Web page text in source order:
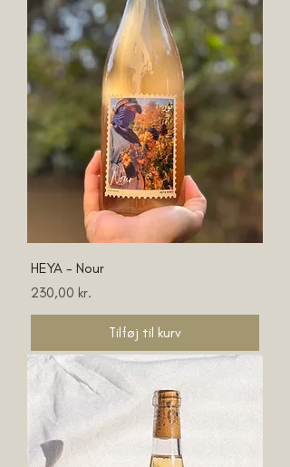
HEYA - Nour
Pris
230,00 kr.
Tilføj til kurv